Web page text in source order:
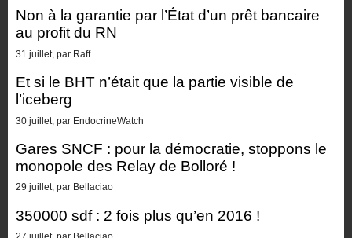
Non à la garantie par l’État d’un prêt bancaire
au profit du RN
31 juillet, par Raff
Et si le BHT n’était que la partie visible de
l’iceberg
30 juillet, par EndocrineWatch
Gares SNCF : pour la démocratie, stoppons le
monopole des Relay de Bolloré !
29 juillet, par Bellaciao
350000 sdf : 2 fois plus qu’en 2016 !